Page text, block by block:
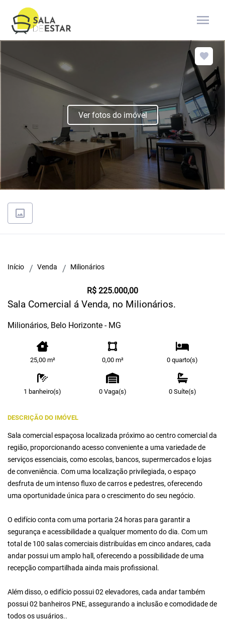
menu
Ver fotos do imóvel
Início Venda Milionários
R$ 225.000,00
Sala Comercial á Venda, no Milionários.
Milionários, Belo Horizonte - MG
25,00 m² 0,00 m² 0 quarto(s)
1 banheiro(s) 0 Vaga(s) 0 Suíte(s)
DESCRIÇÃO DO IMÓVEL
Sala comercial espaçosa localizada próximo ao centro comercial da
região, proporcionando acesso conveniente a uma variedade de
serviços essenciais, como escolas, bancos, supermercados e lojas
de conveniência. Com uma localização privilegiada, o espaço
desfruta de um intenso fluxo de carros e pedestres, oferecendo
uma oportunidade única para o crescimento do seu negócio.
O edifício conta com uma portaria 24 horas para garantir a
segurança e acessibilidade a qualquer momento do dia. Com um
total de 100 salas comerciais distribuídas em cinco andares, cada
andar possui um amplo hall, oferecendo a possibilidade de uma
recepção compartilhada ainda mais profissional.
Além disso, o edifício possui 02 elevadores, cada andar também
possui 02 banheiros PNE, assegurando a inclusão e comodidade de
todos os usuários..